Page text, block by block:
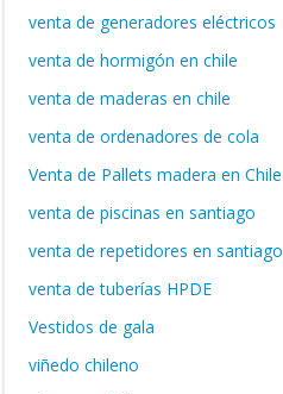
venta de generadores eléctricos
venta de hormigón en chile
venta de maderas en chile
venta de ordenadores de cola
Venta de Pallets madera en Chile
venta de piscinas en santiago
venta de repetidores en santiago
venta de tuberías HPDE
Vestidos de gala
viñedo chileno